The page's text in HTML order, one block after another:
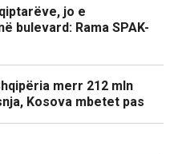
jo e
bulevard: Rama SPAK-
merr 212 mln
Kosova mbetet pas